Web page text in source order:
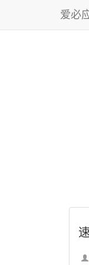
爱必